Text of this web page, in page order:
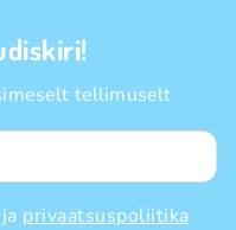
tellimuselt
ja privaatsuspoliitika